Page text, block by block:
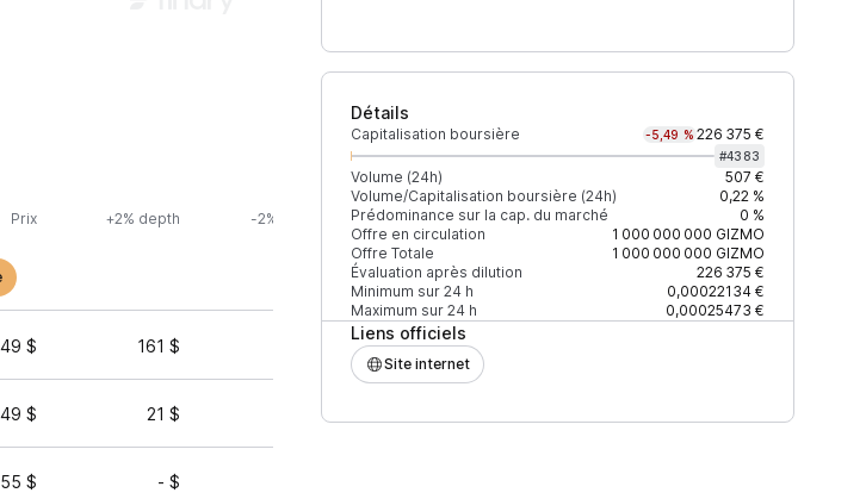
Détails
Capitalisation boursière -5,49 % 226 375 €
#4383
Volume (24h)
507 €
Volume/Capitalisation boursière (24h)
0,22 %
Prédominance sur la cap. du marché
0 %
Offre en circulation
1 000 000 000 GIZMO
Offre Totale
1 000 000 000 GIZMO
Évaluation après dilution
226 375 €
Minimum sur 24 h
0,00022134 €
Maximum sur 24 h
0,00025473 €
Liens officiels
Site internet
Prix +2% depth -2% depth Volume (24h) % du volume Confiance
$ 161 $ 526 $
$ 21 $ 21 $
$ - $